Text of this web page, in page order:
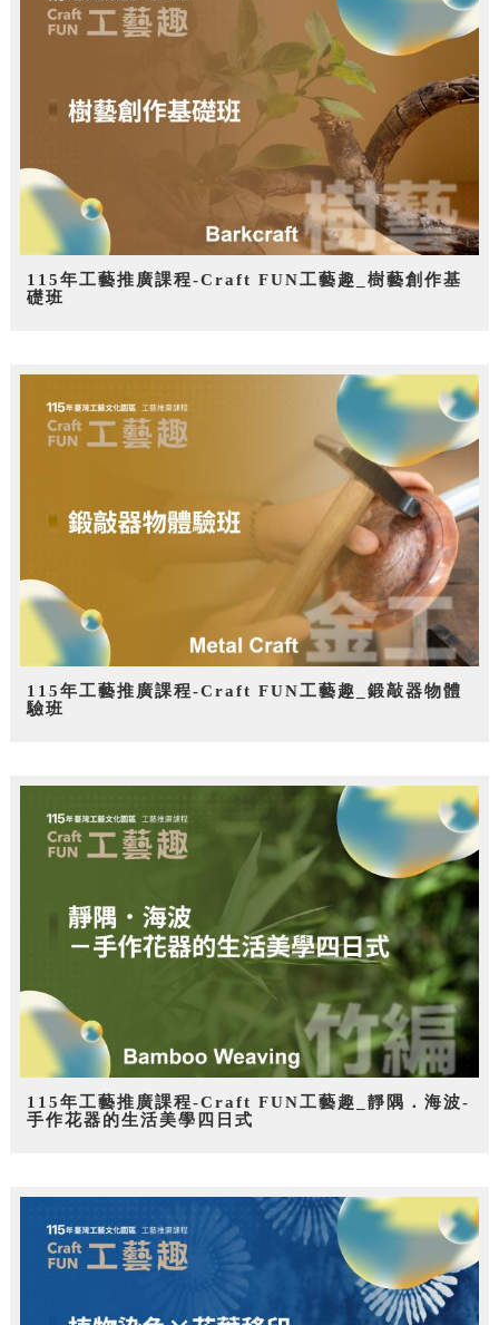
115年工藝推廣課程-Craft FUN工藝趣_樹藝創作基
礎班
115年工藝推廣課程-Craft FUN工藝趣_鍛敲器物體
驗班
115年工藝推廣課程-Craft FUN工藝趣_靜隅．海波-
手作花器的生活美學四日式